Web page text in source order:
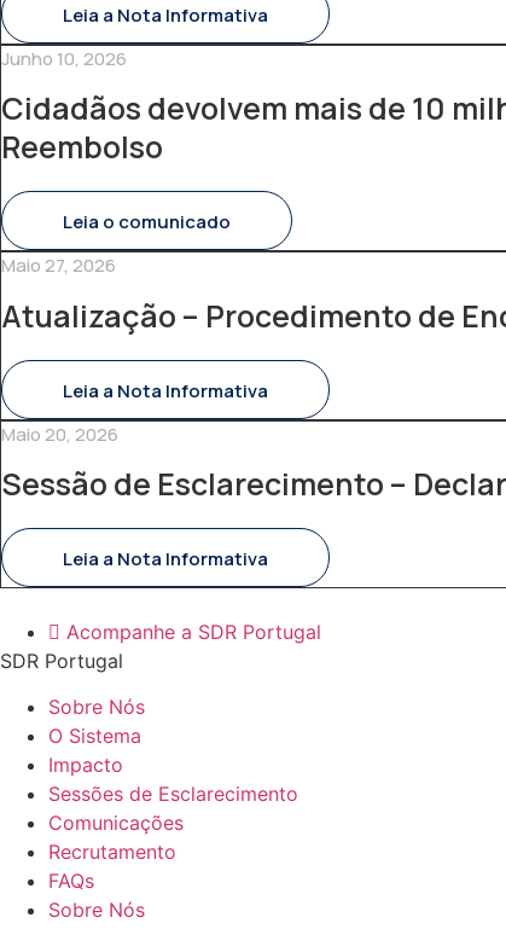
Leia a Nota Informativa
Junho 10, 2026
Cidadãos devolvem mais de 10
Reembolso
Leia o comunicado
Maio 27, 2026
Atualização – Procedimento de
Leia a Nota Informativa
Maio 20, 2026
Sessão de Esclarecimento –
Leia a Nota Informativa
Acompanhe a SDR Portugal
SDR Portugal
Sobre Nós
O Sistema
Impacto
Sessões de Esclarecimento
Comunicações
Recrutamento
FAQs
Sobre Nós